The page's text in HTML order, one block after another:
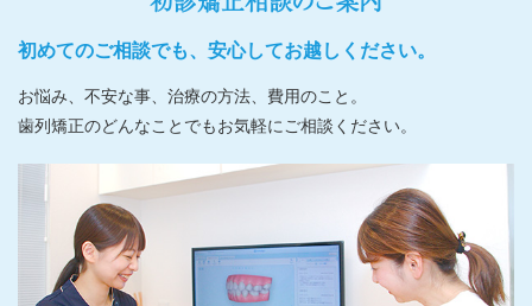
初めてのご相談でも、安心してお越しください。
お悩み、不安な事、治療の方法、費用のこと。
歯列矯正のどんなことでもお気軽にご相談ください。